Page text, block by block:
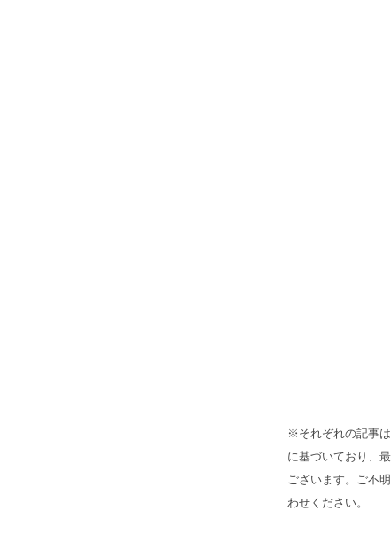
※それぞれの記事
に基づいており、
ございます。ご不
わせください。